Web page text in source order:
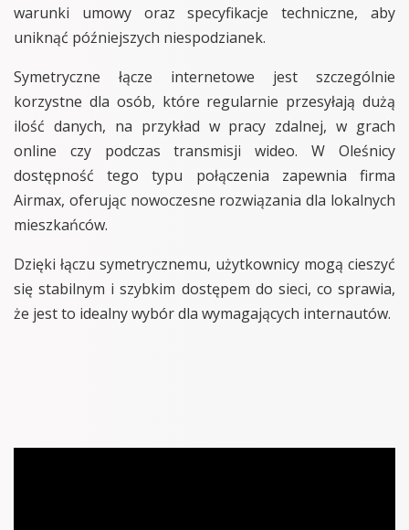
warunki umowy oraz specyfikacje techniczne, aby
uniknąć późniejszych niespodzianek.
Symetryczne łącze internetowe jest szczególnie
korzystne dla osób, które regularnie przesyłają dużą
ilość danych, na przykład w pracy zdalnej, w grach
online czy podczas transmisji wideo. W Oleśnicy
dostępność tego typu połączenia zapewnia firma
Airmax, oferując nowoczesne rozwiązania dla lokalnych
mieszkańców.
Dzięki łączu symetrycznemu, użytkownicy mogą cieszyć
się stabilnym i szybkim dostępem do sieci, co sprawia,
że jest to idealny wybór dla wymagających internautów.